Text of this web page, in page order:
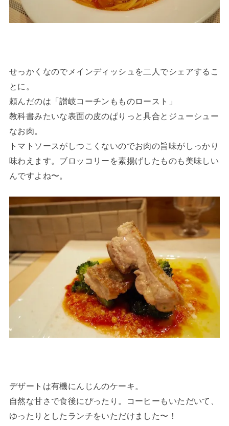
せっかくなのでメインディッシュを二人でシェアするこ
とに。
頼んだのは「讃岐コーチンもものロースト」
教科書みたいな表面の皮のぱりっと具合とジューシュー
なお肉。
トマトソースがしつこくないのでお肉の旨味がしっかり
味わえます。ブロッコリーを素揚げしたものも美味しい
んですよね〜。
デザートは有機にんじんのケーキ。
自然な甘さで食後にぴったり。コーヒーもいただいて、
ゆったりとしたランチをいただけました〜！